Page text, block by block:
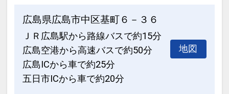
広島県広島市中区基町６－３６
ＪＲ広島駅から路線バスで約15分
広島空港から高速バスで約50分
広島ICから車で約25分
五日市ICから車で約20分
地図